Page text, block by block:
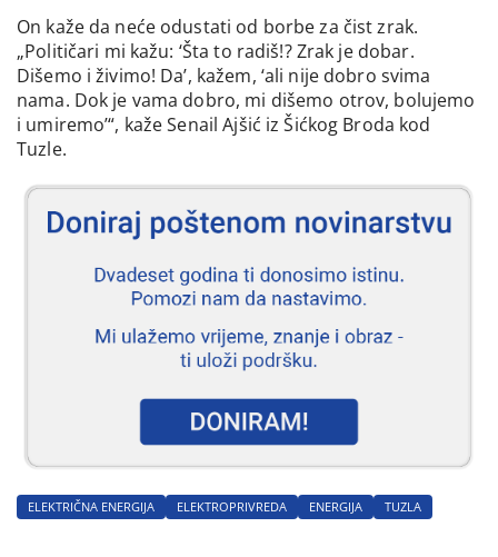
On kaže da neće odustati od borbe za čist zrak.
„Političari mi kažu: ‘Šta to radiš!? Zrak je dobar.
Dišemo i živimo! Da’, kažem, ‘ali nije dobro svima
nama. Dok je vama dobro, mi dišemo otrov, bolujemo
i umiremo’“, kaže Senail Ajšić iz Šićkog Broda kod
Tuzle.
ELEKTRIČNA ENERGIJA ELEKTROPRIVREDA ENERGIJA TUZLA